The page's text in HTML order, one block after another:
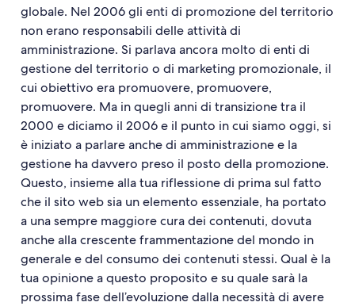
globale. Nel 2006 gli enti di promozione del territorio
non erano responsabili delle attività di
amministrazione. Si parlava ancora molto di enti di
gestione del territorio o di marketing promozionale, il
cui obiettivo era promuovere, promuovere,
promuovere. Ma in quegli anni di transizione tra il
2000 e diciamo il 2006 e il punto in cui siamo oggi, si
è iniziato a parlare anche di amministrazione e la
gestione ha davvero preso il posto della promozione.
Questo, insieme alla tua riflessione di prima sul fatto
che il sito web sia un elemento essenziale, ha portato
a una sempre maggiore cura dei contenuti, dovuta
anche alla crescente frammentazione del mondo in
generale e del consumo dei contenuti stessi. Qual è la
tua opinione a questo proposito e su quale sarà la
prossima fase dell’evoluzione dalla necessità di avere